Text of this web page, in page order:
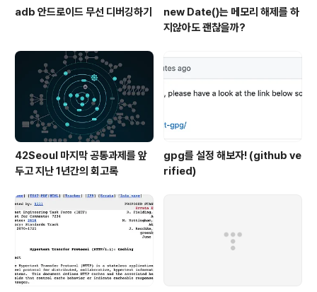
adb 안드로이드 무선 디버깅하기
new Date()는 메모리 해제를 하
지않아도 괜찮을까?
42Seoul 마지막 공통과제를 앞
두고 지난 1년간의 회고록
gpg를 설정 해보자! (github ve
rified)